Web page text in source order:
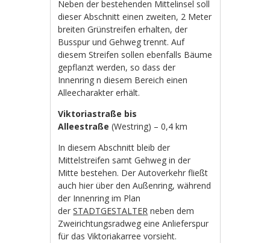
Neben der bestehenden Mittelinsel soll
dieser Abschnitt einen zweiten, 2 Meter
breiten Grünstreifen erhalten, der
Busspur und Gehweg trennt. Auf
diesem Streifen sollen ebenfalls Bäume
gepflanzt werden, so dass der
Innenring n diesem Bereich einen
Alleecharakter erhält.
Viktoriastraße bis
Alleestraße (Westring) – 0,4 km
In diesem Abschnitt bleib der
Mittelstreifen samt Gehweg in der
Mitte bestehen. Der Autoverkehr fließt
auch hier über den Außenring, während
der Innenring im Plan
derSTADTGESTALTER neben dem
Zweirichtungsradweg eine Anlieferspur
für das Viktoriakarree vorsieht.